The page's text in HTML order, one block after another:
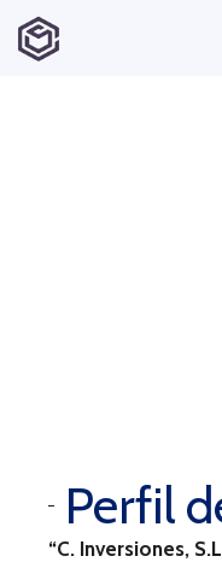
Perfil
“C. Inversiones,